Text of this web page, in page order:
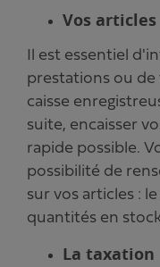
Vos articles
Il est essentiel
prestations ou de
caisse
suite, encaisser
rapide possible.
possibilité de
sur vos articles :
quantités en
La taxation